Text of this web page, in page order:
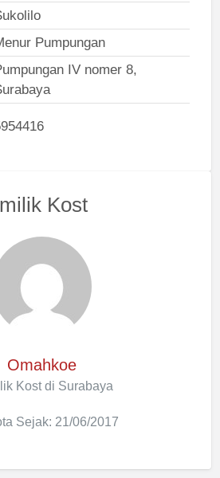
Pumpungan
IV nomer 8,
Kost
Omahkoe
Kost di Surabaya
Sejak: 21/06/2017